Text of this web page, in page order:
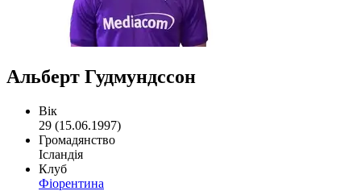
Альберт Гудмундссон
Вік
29 (15.06.1997)
Громадянство
Ісландія
Клуб
Фіорентина